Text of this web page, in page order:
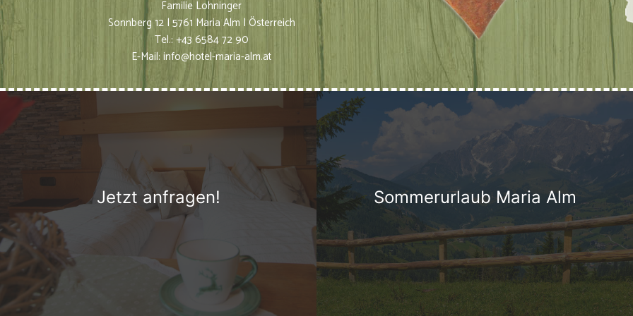
Im
Familie Lohninger
Sonnberg 12 | 5761 Maria Alm | Österreich
Tel.: +43 6584 72 90
E-Mail:info@hotel-maria-alm.at
Jetzt anfragen! Sommerurlaub Maria Alm